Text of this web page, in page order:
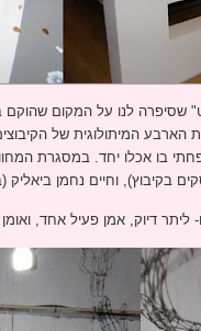
המיתולוגית של
בו אכלו יחד. במסגרת
בקיבוץ), וחיים נחמן
ליתר דיוק, אמן פעיל אחד,